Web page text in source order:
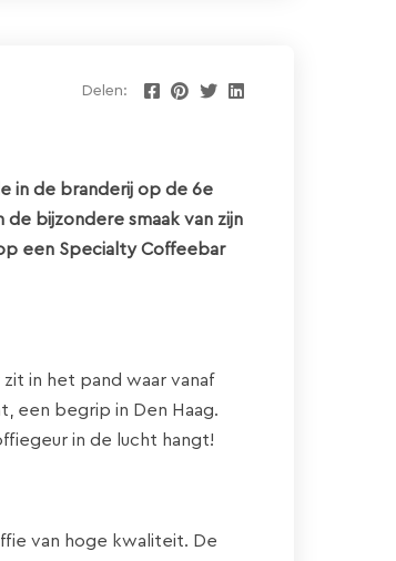
Delen:
in de branderij op de 6e
bijzondere smaak van zijn
een Specialty Coffeebar
in het pand waar vanaf
een begrip in Den Haag.
in de lucht hangt!
van hoge kwaliteit. De